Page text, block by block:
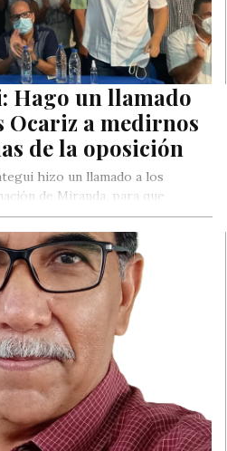
Hago un llamado
Ocariz a medirnos
de la oposición
hizo un llamado a los
de Miranda, para que